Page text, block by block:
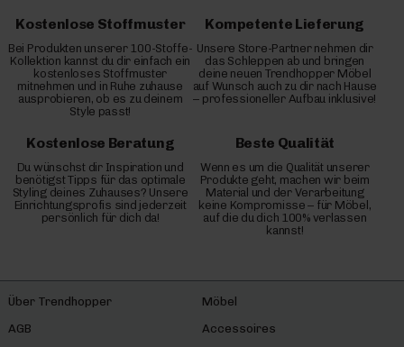
Kostenlose Stoffmuster
Bei Produkten unserer 100-Stoffe-
Kollektion kannst du dir einfach ein
kostenloses Stoffmuster
mitnehmen und in Ruhe zuhause
ausprobieren, ob es zu deinem
Style passt!
Kompetente Lieferung
Unsere Store-Partner nehmen dir
das Schleppen ab und bringen
deine neuen Trendhopper Möbel
auf Wunsch auch zu dir nach Hause
– professioneller Aufbau inklusive!
Kostenlose Beratung
Du wünschst dir Inspiration und
benötigst Tipps für das optimale
Styling deines Zuhauses? Unsere
Einrichtungsprofis sind jederzeit
persönlich für dich da!
Beste Qualität
Wenn es um die Qualität unserer
Produkte geht, machen wir beim
Material und der Verarbeitung
keine Kompromisse – für Möbel,
auf die du dich 100% verlassen
kannst!
Über Trendhopper
AGB
Möbel
Accessoires